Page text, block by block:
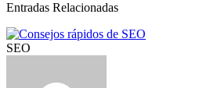
Entradas Relacionadas
SEO